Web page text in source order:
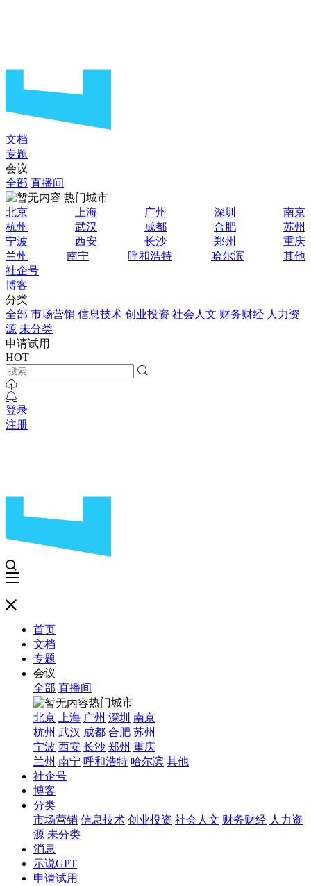
文档
专题
会议
全部 直播间
热门城市
北京
上海 广州 深圳
南京
杭州
武汉 成都 合肥
苏州
宁波
西安 长沙 郑州
重庆
兰州
南宁 呼和浩特 哈尔滨
其他
社企号
博客
分类
全部 市场营销 信息技术 创业投资 社会人文 财务财经 人力资
源 未分类
申请试用
HOT
登录
注册
首页
文档
专题
会议
全部 直播间
热门城市
北京
上海 广州 深圳 南京
杭州 武汉 成都 合肥 苏州
宁波 西安 长沙 郑州 重庆
兰州 南宁 呼和浩特 哈尔滨 其他
社企号
博客
分类
市场营销 信息技术 创业投资 社会人文 财务财经 人力资
源 未分类
消息
示说GPT
申请试用